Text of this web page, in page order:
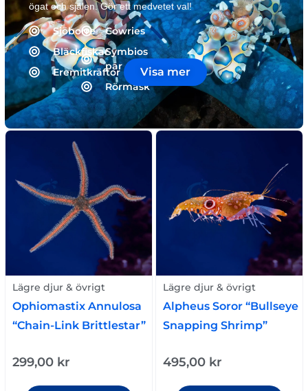
ögat och själen. Gör ett medvetet val!
Sjöborre
Bläckfiskar
Eremitkräftor
Cowries
Symbios
par
Rörmask
Visa mer
Ophiomastix Annulosa
“Chain-Link Brittlestar”
299,00 kr
Lägre djur & övrigt
Alpheus Soror “Bullseye
Snapping Shrimp”
495,00 kr
Lägre djur & övrigt